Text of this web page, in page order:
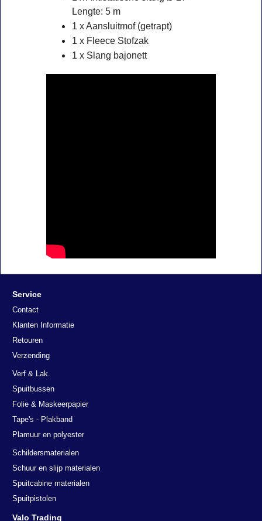
Lengte: 5 m
1 x Aansluitmof (getrapt)
1 x Fleece Stofzak
1 x Slang bajonett
Service
Contact
Klanten Informatie
Retouren
Verzending
Verf & Lak.
Spuitbussen
Folie & Maskeerpapier
Tape's - Plakband
Plamuur en polyester
Schildersmaterialen
Schuur en slijp materialen
Spuitcabine materialen
Spuitpistolen
Valo Trading